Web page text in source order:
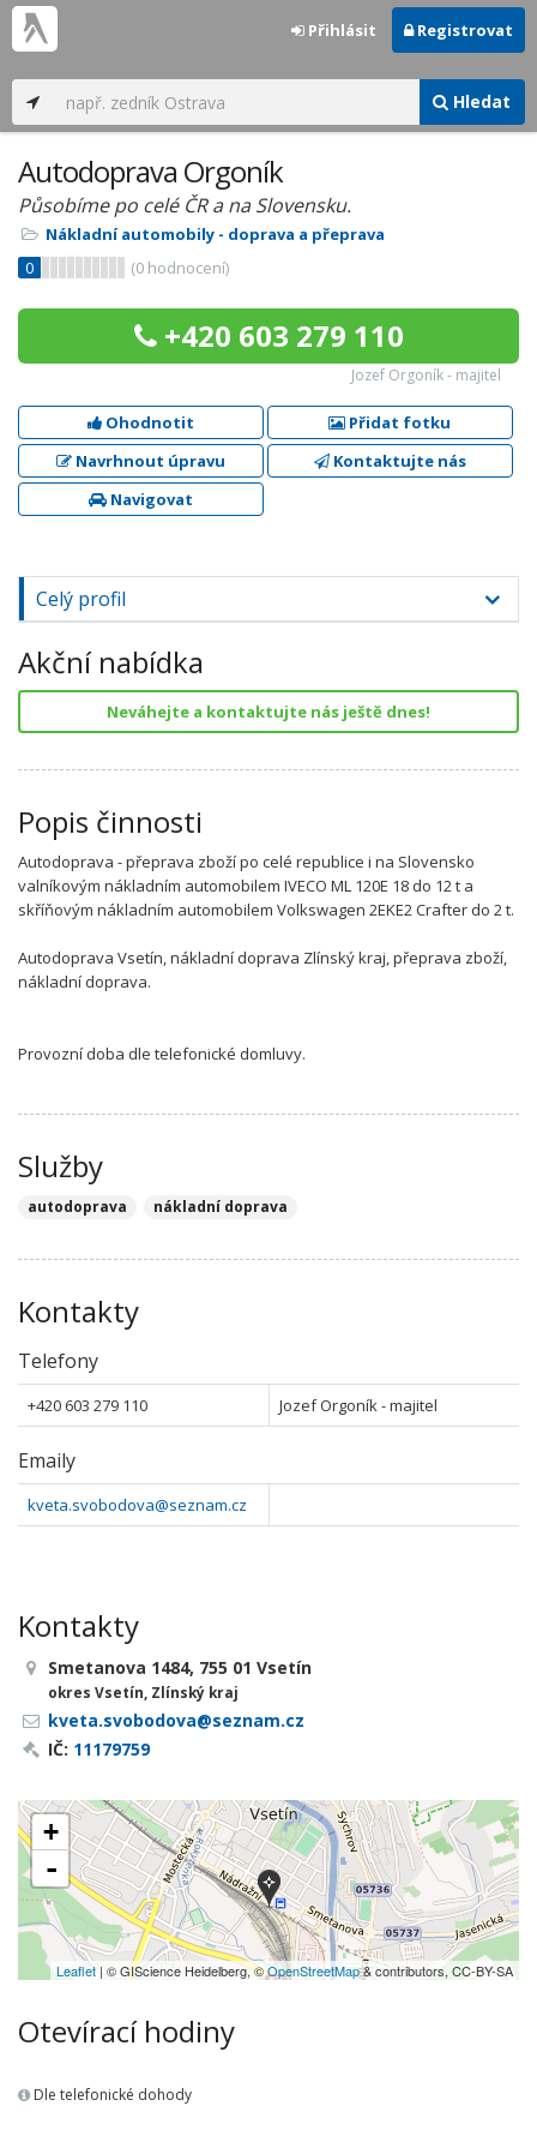
Hledat
Přihlásit Registrovat
Autodoprava Orgoník
Působíme po celé ČR a na Slovensku.
Nákladní automobily - doprava a přeprava
0
(0 hodnocení)
+420 603 279 110
Jozef Orgoník - majitel
Ohodnotit
Přidat fotku
Navrhnout úpravu
Kontaktujte nás
Navigovat
Celý profil
Akční nabídka
Neváhejte a kontaktujte nás ještě dnes!
Popis činnosti
Autodoprava - přeprava zboží po celé republice i na Slovensko
valníkovým nákladním automobilem IVECO ML 120E 18 do 12 t a
skříňovým nákladním automobilem Volkswagen 2EKE2 Crafter do 2 t.
Autodoprava Vsetín, nákladní doprava Zlínský kraj, přeprava zboží,
nákladní doprava.
Provozní doba dle telefonické domluvy.
Služby
autodoprava nákladní doprava
Kontakty
Telefony
+420 603 279 110 Jozef Orgoník - majitel
Emaily
kveta.svobodova@seznam.cz
Kontakty
Smetanova 1484, 755 01 Vsetín
okres Vsetín, Zlínský kraj
kveta.svobodova@seznam.cz
IČ: 11179759
+
-
Leaflet | © GIScience Heidelberg, ©OpenStreetMap& contributors, CC-BY-SA
Otevírací hodiny
Dle telefonické dohody